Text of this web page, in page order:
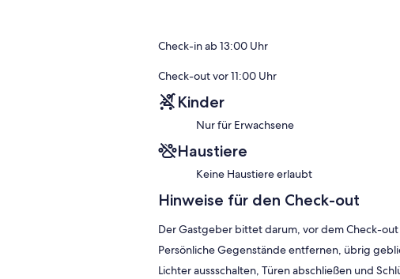
Kostenloses indisches und kontinentales
Es befindet sich in der Nähe des Stadtzentrums
Kostenloses Wifi (100 Mbit / s Geschwindigkeit)
Die Vorteile sind: Ein Standardzimmer mit
3) und ein Standardzimmer ohne Klimaanlage.
Entfernungen von: Sektor -17 Commercial Hub-
Check-in ab 13:00 Uhr
Check-out vor 11:00 Uhr
Kinder
Nur für Erwachsene
Haustiere
Keine Haustiere erlaubt
Hinweise für den Check-out
Der Gastgeber bittet darum, vor dem Check-
Persönliche Gegenstände entfernen, übrig
Lichter aussschalten, Türen abschließen und